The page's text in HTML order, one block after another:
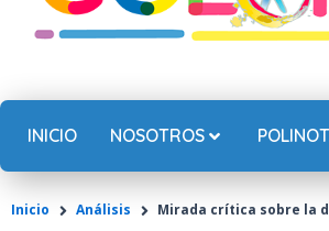
INICIO NOSOTROS
Inicio Análisis Mirada crítica sobre la